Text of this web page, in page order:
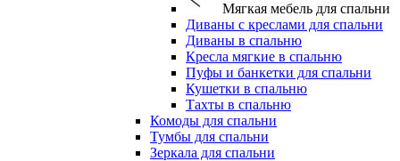
Мягкая мебель для спальни
Диваны с креслами для спальни
Диваны в спальню
Кресла мягкие в спальню
Пуфы и банкетки для спальни
Кушетки в спальню
Тахты в спальню
Комоды для спальни
Тумбы для спальни
Зеркала для спальни